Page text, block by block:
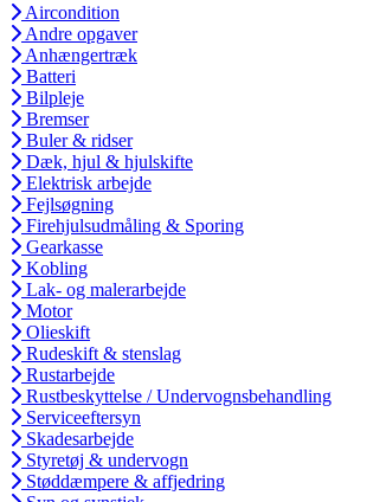
Aircondition
Andre opgaver
Anhængertræk
Batteri
Bilpleje
Bremser
Buler & ridser
Dæk, hjul & hjulskifte
Elektrisk arbejde
Fejlsøgning
Firehjulsudmåling & Sporing
Gearkasse
Kobling
Lak- og malerarbejde
Motor
Olieskift
Rudeskift & stenslag
Rustarbejde
Rustbeskyttelse / Undervognsbehandling
Serviceeftersyn
Skadesarbejde
Styretøj & undervogn
Støddæmpere & affjedring